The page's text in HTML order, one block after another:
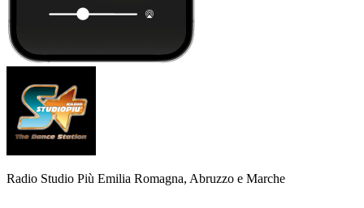
Radio Studio Più Emilia Romagna, Abruzzo e Marche